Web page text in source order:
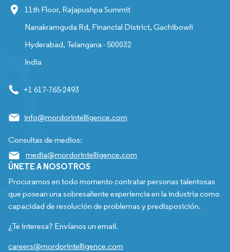
11th Floor, Rajapushpa Summit
Nanakramguda Rd, Financial District, Gachibowli
Hyderabad, Telangana - 500032
India
+1 617-765-2493
info@mordorintelligence.com
Consultas de medios:
media@mordorintelligence.com
ÚNETE A NOSOTROS
Procuramos en todo momento contratar personas talentosas
que posean una sobresaliente experiencia en la industria como
capacidad de resolución de problemas y predisposición.
¿Te interesa? Envíanos un email.
careers@mordorintelligence.com